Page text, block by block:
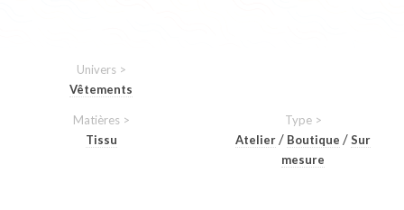
Univers >
Vêtements
Matières >
Tissu
Type >
Atelier / Boutique /Sur
mesure